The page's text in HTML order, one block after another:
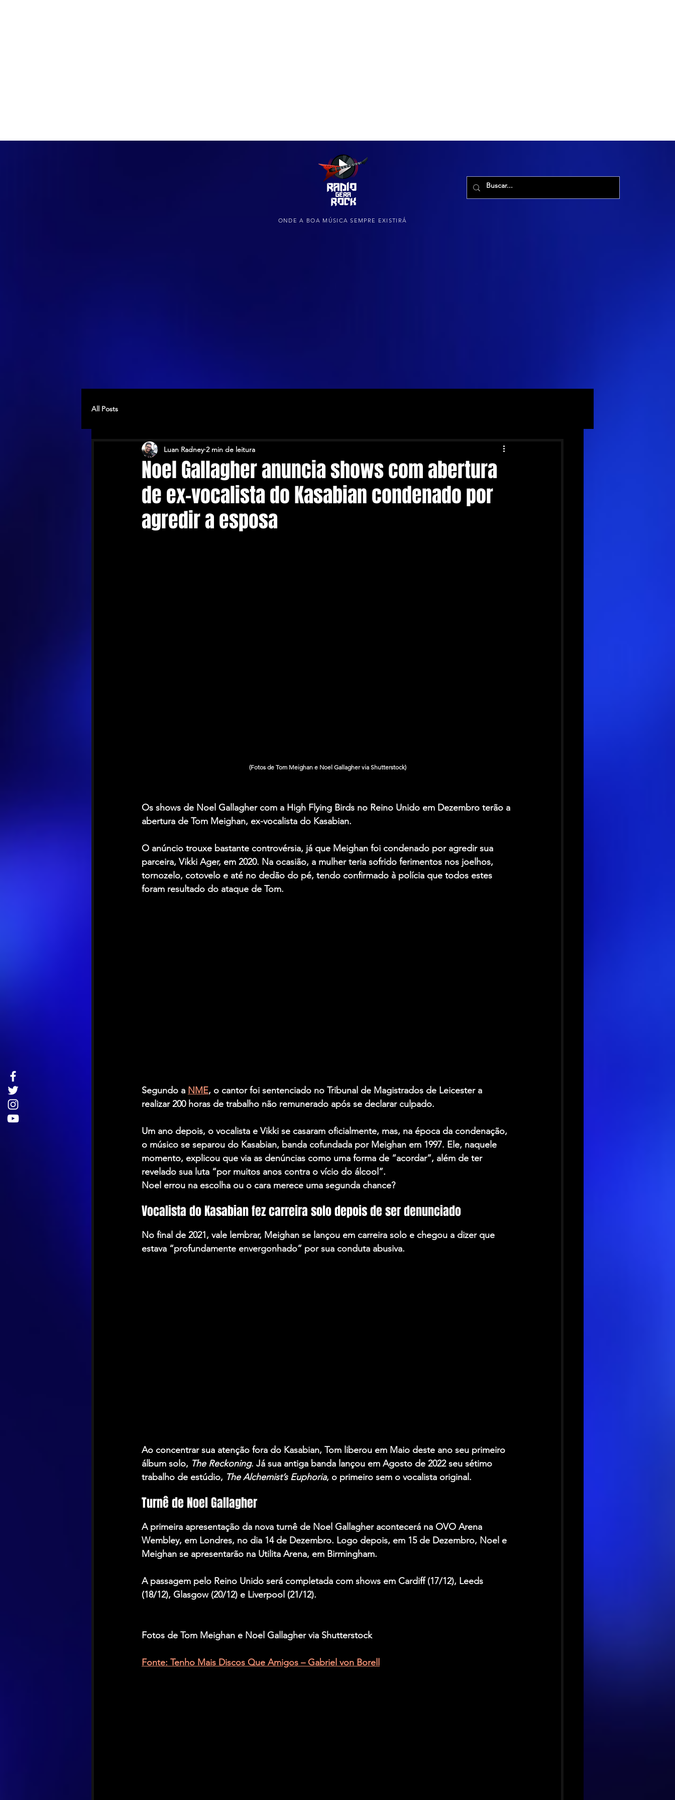
ONDE A BOA MÚSICA SEMPRE EXISTIRÁ
All Posts
Noel Gallagher anuncia shows com abertura
de ex-vocalista do Kasabian condenado por
agredir a esposa
Luan Radney 2 min de leitura
(Fotos de Tom Meighan e Noel Gallagher via Shutterstock)
Os shows de Noel Gallagher com a High Flying Birds no Reino Unido em Dezembro terão a
abertura de Tom Meighan, ex-vocalista do Kasabian.
O anúncio trouxe bastante controvérsia, já que Meighan foi condenado por agredir sua
parceira, Vikki Ager, em 2020. Na ocasião, a mulher teria sofrido ferimentos nos joelhos,
tornozelo, cotovelo e até no dedão do pé, tendo confirmado à polícia que todos estes
foram resultado do ataque de Tom.
Segundo a NME, o cantor foi sentenciado no Tribunal de Magistrados de Leicester a
realizar 200 horas de trabalho não remunerado após se declarar culpado.
Um ano depois, o vocalista e Vikki se casaram oficialmente, mas, na época da condenação,
o músico se separou do Kasabian, banda cofundada por Meighan em 1997. Ele, naquele
momento, explicou que via as denúncias como uma forma de “acordar”, além de ter
revelado sua luta “por muitos anos contra o vício do álcool”.
Noel errou na escolha ou o cara merece uma segunda chance?
Vocalista do Kasabian fez carreira solo depois de ser denunciado
No final de 2021, vale lembrar, Meighan se lançou em carreira solo e chegou a dizer que
estava “profundamente envergonhado” por sua conduta abusiva.
Ao concentrar sua atenção fora do Kasabian, Tom liberou em Maio deste ano seu primeiro
álbum solo, The Reckoning. Já sua antiga banda lançou em Agosto de 2022 seu sétimo
trabalho de estúdio, The Alchemist’s Euphoria, o primeiro sem o vocalista original.
Turnê de Noel Gallagher
A primeira apresentação da nova turnê de Noel Gallagher acontecerá na OVO Arena
Wembley, em Londres, no dia 14 de Dezembro. Logo depois, em 15 de Dezembro, Noel e
Meighan se apresentarão na Utilita Arena, em Birmingham.
A passagem pelo Reino Unido será completada com shows em Cardiff (17/12), Leeds
(18/12), Glasgow (20/12) e Liverpool (21/12).
Fotos de Tom Meighan e Noel Gallagher via Shutterstock
Fonte: Tenho Mais Discos Que Amigos – Gabriel von Borell